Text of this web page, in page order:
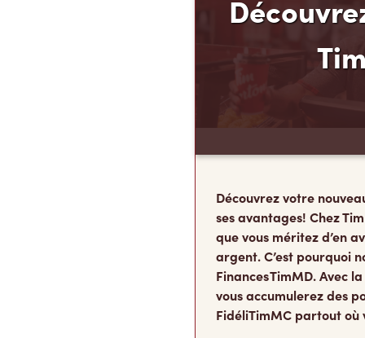
Découvrez votre
ses avantages! Chez
que vous méritez d’en
argent. C’est pourquoi